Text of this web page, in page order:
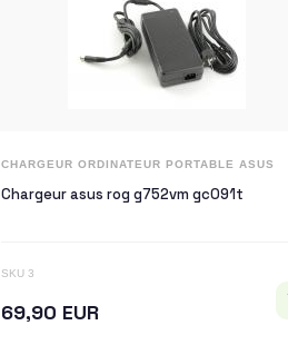
CHARGEUR ORDINATEUR PORTABLE ASUS
Chargeur asus rog g752vm gc091t
SKU 3
69,90 EUR